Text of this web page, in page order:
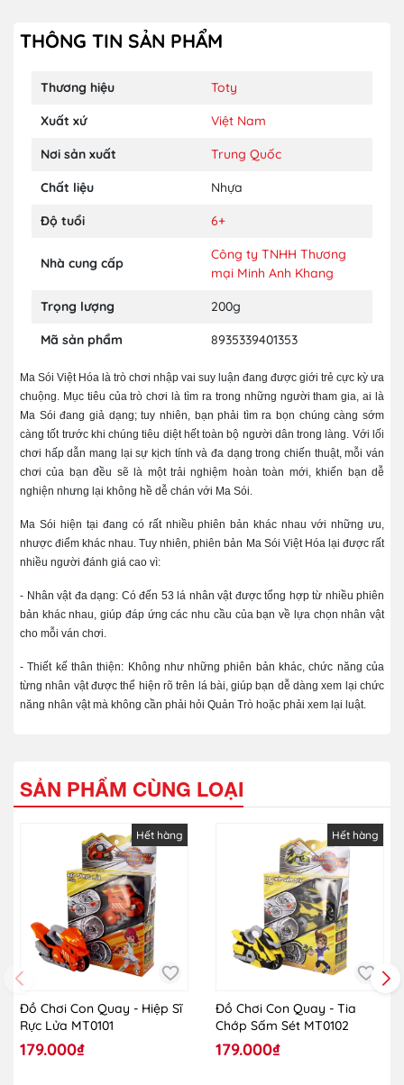
THÔNG TIN SẢN PHẨM
Thương hiệu Toty
Xuất xứ Việt Nam
Nơi sản xuất Trung Quốc
Chất liệu Nhựa
Độ tuổi 6+
Nhà cung cấp
Công ty TNHH Thương
mại Minh Anh Khang
Trọng lượng 200g
Mã sản phẩm 8935339401353
Ma Sói Việt Hóa là trò chơi nhập vai suy luận đang được giới trẻ cực kỳ ưa
chuộng. Mục tiêu của trò chơi là tìm ra trong những người tham gia, ai là
Ma Sói đang giả dạng; tuy nhiên, bạn phải tìm ra bọn chúng càng sớm
càng tốt trước khi chúng tiêu diệt hết toàn bộ người dân trong làng. Với lối
chơi hấp dẫn mang lại sự kịch tính và đa dạng trong chiến thuật, mỗi ván
chơi của bạn đều sẽ là một trải nghiệm hoàn toàn mới, khiến bạn dễ
nghiện nhưng lại không hề dễ chán với Ma Sói.
Ma Sói hiện tại đang có rất nhiều phiên bản khác nhau với những ưu,
nhược điểm khác nhau. Tuy nhiên, phiên bản Ma Sói Việt Hóa lại được rất
nhiều người đánh giá cao vì:
- Nhân vật đa dạng: Có đến 53 lá nhân vật được tổng hợp từ nhiều phiên
bản khác nhau, giúp đáp ứng các nhu cầu của bạn về lựa chọn nhân vật
cho mỗi ván chơi.
- Thiết kế thân thiện: Không như những phiên bản khác, chức năng của
từng nhân vật được thể hiện rõ trên lá bài, giúp bạn dễ dàng xem lại chức
năng nhân vật mà không cần phải hỏi Quản Trò hoặc phải xem lại luật.
SẢN PHẨM CÙNG LOẠI
Hết hàng
Đồ Chơi Con Quay - Hiệp Sĩ
Rực Lửa MT0101
179.000₫
Hết hàng
Đồ Chơi Con Quay - Tia
Chớp Sấm Sét MT0102
179.000₫